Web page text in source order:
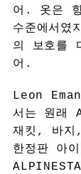
어. 옷은
수준에서
의 보호를
어.
Leon
서는 원래
재킷, 바지
한정판 아